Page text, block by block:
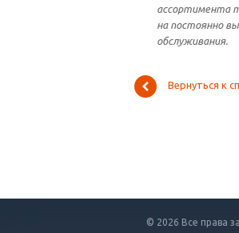
ассортимента
на постоянно
обслуживания.
Вернуться к
© 2026 Все права